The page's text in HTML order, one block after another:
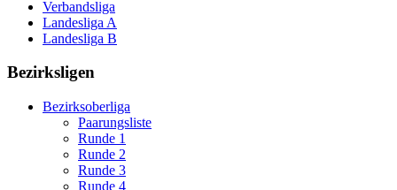
Verbandsliga
Landesliga A
Landesliga B
Bezirksligen
Bezirksoberliga
Paarungsliste
Runde 1
Runde 2
Runde 3
Runde 4